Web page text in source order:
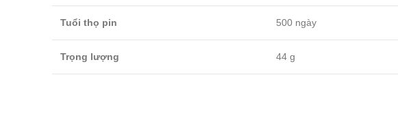
Tuổi thọ pin 500 ngày
Trọng lượng 44 g